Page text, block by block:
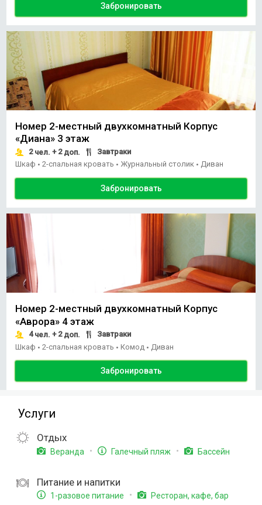
Забронировать
Номер 2-местный двухкомнатный Корпус
«Диана» 3 этаж
2чел. + 2доп.
Завтраки
Шкаф • 2-спальная кровать • Журнальный столик • Диван
Забронировать
Номер 2-местный двухкомнатный Корпус
«Аврора» 4 этаж
4чел. + 2доп.
Завтраки
Шкаф • 2-спальная кровать • Комод • Диван
Забронировать
Услуги
Отдых
Веранда Галечный пляж Бассейн
Питание и напитки
1-разовое питание Ресторан, кафе, бар